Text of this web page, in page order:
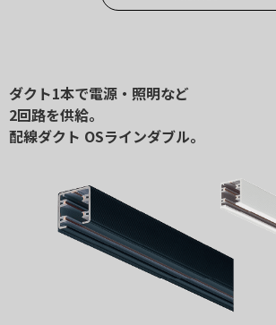
ダクト1本で電源・照明など
2回路を供給。
配線ダクト OSラインダブル。